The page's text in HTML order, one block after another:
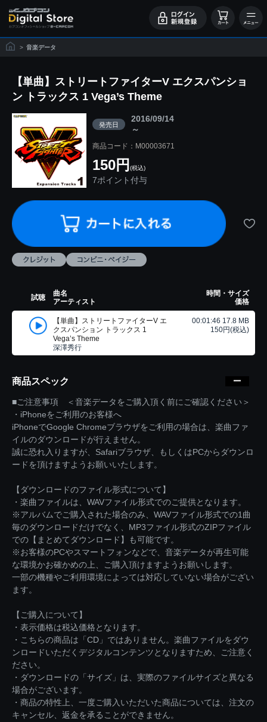
> 音楽データ
【単曲】ストリートファイターV エクスパンショ
ン トラックス 1 Vega’s Theme
発売日
2016/09/14
～
商品コード：M00003671
150円 (税込)
7ポイント付与
試聴
曲名
アーティスト
時間・サイズ
価格
【単曲】ストリートファイターV エ
クスパンション トラックス 1
Vega’s Theme
深澤秀行
00:01:46 17.8 MB
150円(税込)
商品スペック
■ご注意事項 ＜音楽データをご購入頂く前にご確認ください＞
・iPhoneをご利用のお客様へ
iPhoneでGoogle Chromeブラウザをご利用の場合は、楽曲ファ
イルのダウンロードが行えません。
誠に恐れ入りますが、Safariブラウザ、もしくはPCからダウンロ
ードを頂けますようお願いいたします。
【ダウンロードのファイル形式について】
・楽曲ファイルは、WAVファイル形式でのご提供となります。
※アルバムでご購入された場合のみ、WAVファイル形式での1曲
毎のダウンロードだけでなく、MP3ファイル形式のZIPファイル
での【まとめてダウンロード】も可能です。
※お客様のPCやスマートフォンなどで、音楽データが再生可能
な環境かお確かめの上、ご購入頂けますようお願いします。
一部の機種やご利用環境によっては対応していない場合がござい
ます。
【ご購入について】
・表示価格は税込価格となります。
・こちらの商品は「CD」ではありません。楽曲ファイルをダウ
ンロードいただくデジタルコンテンツとなりますため、ご注意く
ださい。
・ダウンロードの「サイズ」は、実際のファイルサイズと異なる
場合がございます。
・商品の特性上、一度ご購入いただいた商品については、注文の
キャンセル、返金を承ることができません。